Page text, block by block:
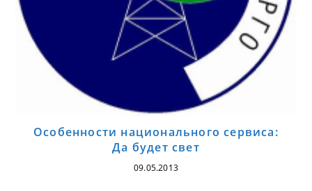
Особенности национального сервиса:
Да будет свет
09.05.2013